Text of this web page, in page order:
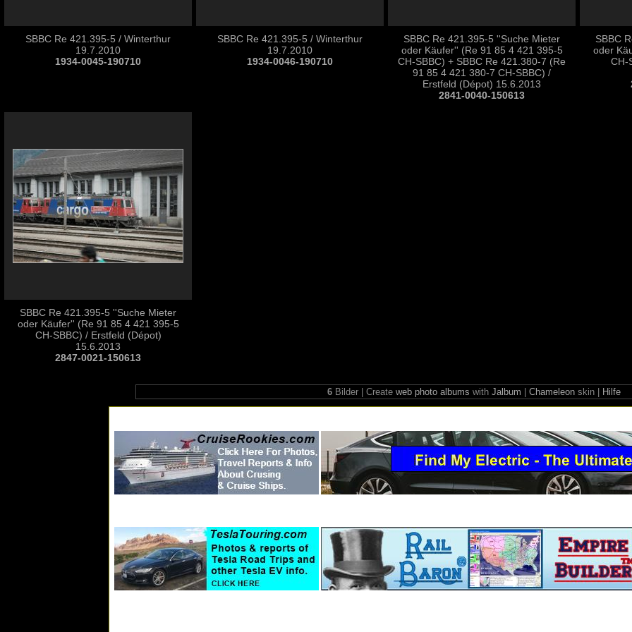
SBBC Re 421.395-5 / Winterthur
19.7.2010
1934-0045-190710
SBBC Re 421.395-5 / Winterthur
19.7.2010
1934-0046-190710
SBBC Re 421.395-5 ''Suche Mieter
oder Käufer'' (Re 91 85 4 421 395-5
CH-SBBC) + SBBC Re 421.380-7 (Re
91 85 4 421 380-7 CH-SBBC) /
Erstfeld (Dépot) 15.6.2013
2841-0040-150613
SBBC
oder
CH-
SBBC Re 421.395-5 ''Suche Mieter
oder Käufer'' (Re 91 85 4 421 395-5
CH-SBBC) / Erstfeld (Dépot)
15.6.2013
2847-0021-150613
6 Bilder | Create web photo albums with Jalbum Chameleon skin | Hilfe